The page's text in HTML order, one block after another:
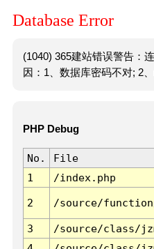
Database Error
(1040) 365建站错误警告：
因：1、数据库密码不对; 2
PHP Debug
No. File
1
/index.php
2 /source/
3 /source/class/